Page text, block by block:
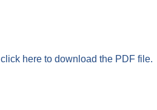
click here to download the PDF file.